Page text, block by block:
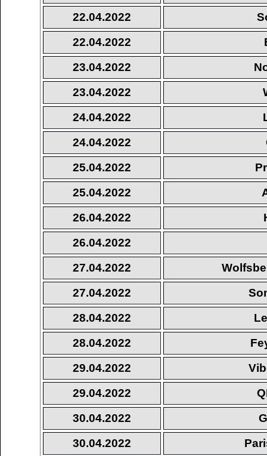
22.04.2022
22.04.2022
23.04.2022
23.04.2022
24.04.2022
24.04.2022
25.04.2022
25.04.2022
26.04.2022
26.04.2022
27.04.2022
27.04.2022
28.04.2022
28.04.2022
29.04.2022
29.04.2022
30.04.2022
30.04.2022